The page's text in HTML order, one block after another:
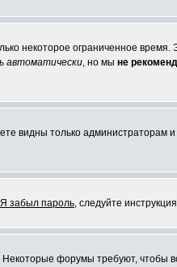
некоторое ограниченное время.
автоматически, но мы не
видны только администраторам
Я забыл пароль, следуйте
форумы требуют, чтобы